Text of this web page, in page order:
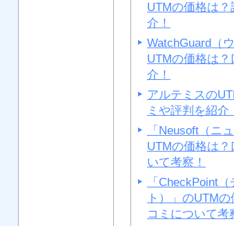
UTMの価格は
介！
WatchGuard（
UTMの価格は
介！
アルテミスの
ミや評判を紹介
「Neusoft（ニ
UTMの価格は
いて考察！
「CheckPoint
ト）」のUTM
コミについて考